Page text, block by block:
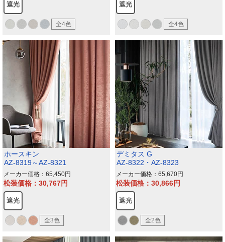
遮光
全4色
遮光
全4色
ホースキン
AZ-8319～AZ-8321
メーカー価格：65,450
松装価格：30,767
遮光
全3色
デミタス G
AZ-8322・AZ-8323
メーカー価格：65,670
松装価格：30,866
遮光
全2色